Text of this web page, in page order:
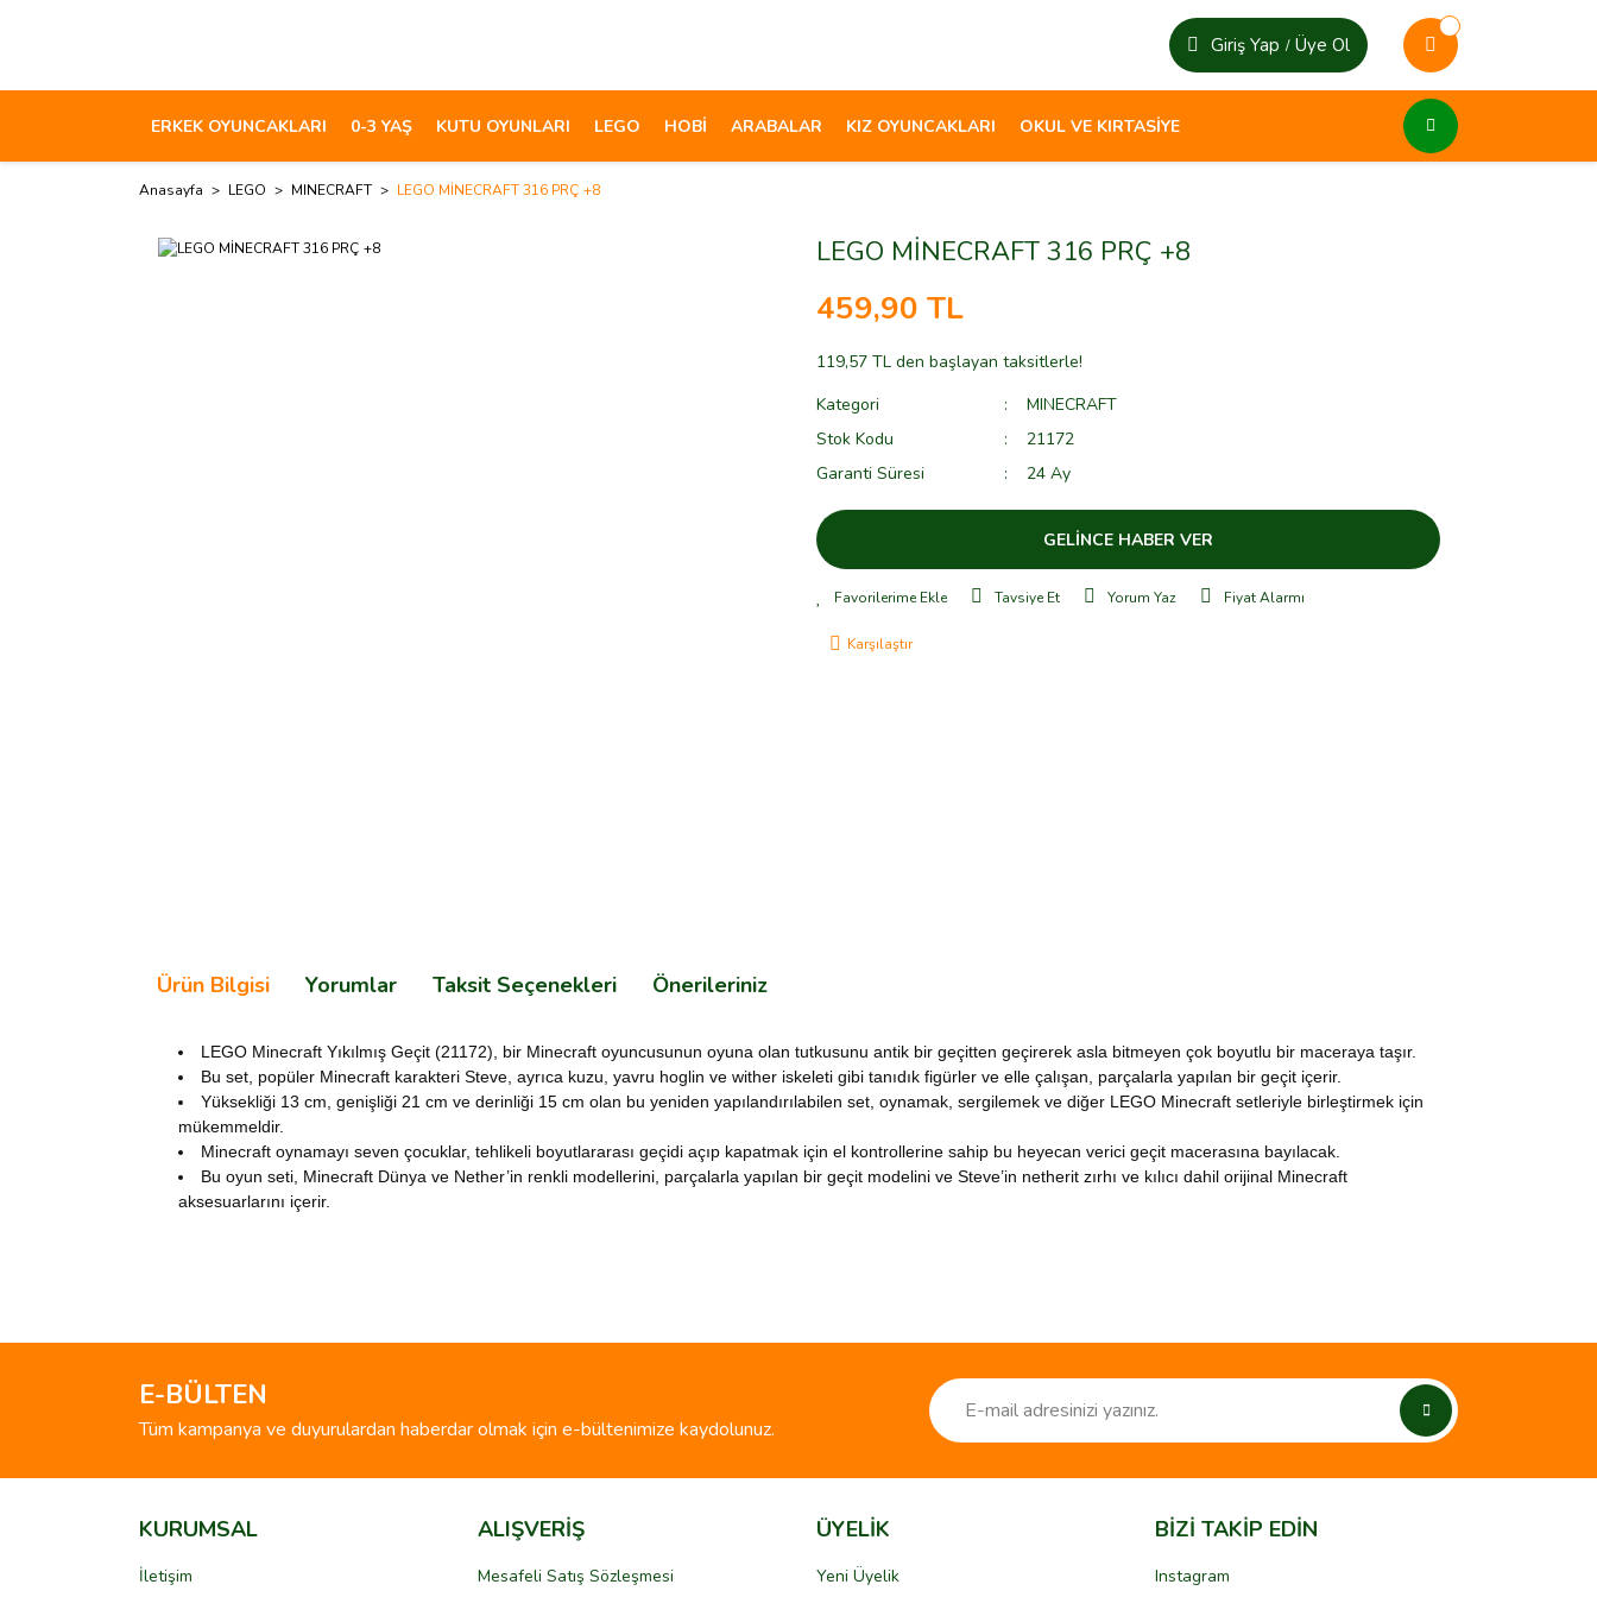
Giriş Yap / Üye Ol
ERKEK OYUNCAKLARI 0-3 YAŞ KUTU OYUNLARI LEGO HOBİ ARABALAR KIZ OYUNCAKLARI OKUL VE KIRTASİYE
Anasayfa LEGO MINECRAFT LEGO MİNECRAFT 316 PRÇ +8
LEGO MİNECRAFT 316 PRÇ +8
459,90 TL
119,57 TL den başlayan taksitlerle!
Kategori
MINECRAFT
Stok Kodu
21172
Garanti Süresi
24 Ay
GELİNCE HABER VER
Tavsiye Et Yorum Yaz Fiyat Alarmı
Karşılaştır
Ürün Bilgisi Yorumlar Taksit Seçenekleri Önerileriniz
LEGO Minecraft Yıkılmış Geçit (21172), bir Minecraft oyuncusunun oyuna olan tutkusunu antik bir geçitten geçirerek asla bitmeyen çok boyutlu bir maceraya taşır.
Bu set, popüler Minecraft karakteri Steve, ayrıca kuzu, yavru hoglin ve wither iskeleti gibi tanıdık figürler ve elle çalışan, parçalarla yapılan bir geçit içerir.
Yüksekliği 13 cm, genişliği 21 cm ve derinliği 15 cm olan bu yeniden yapılandırılabilen set, oynamak, sergilemek ve diğer LEGO Minecraft setleriyle birleştirmek için
mükemmeldir.
Minecraft oynamayı seven çocuklar, tehlikeli boyutlararası geçidi açıp kapatmak için el kontrollerine sahip bu heyecan verici geçit macerasına bayılacak.
Bu oyun seti, Minecraft Dünya ve Nether’in renkli modellerini, parçalarla yapılan bir geçit modelini ve Steve’in netherit zırhı ve kılıcı dahil orijinal Minecraft
aksesuarlarını içerir.
Ürün resmi kalitesiz, bozuk veya görüntülenemiyor.
Bu ürüne benzer farklı alternatifler olmalı.
E-BÜLTEN
Tüm kampanya ve duyurulardan haberdar olmak için e-bültenimize kaydolunuz.
KURUMSAL
İletişim
ALIŞVERİŞ
Mesafeli Satış Sözleşmesi
ÜYELİK
Yeni Üyelik
BİZİ TAKİP EDİN
Instagram